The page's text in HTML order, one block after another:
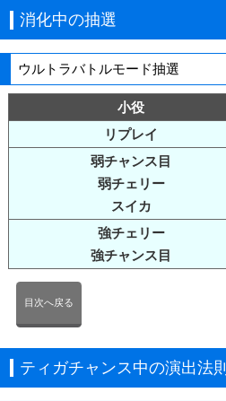
消化中の抽選
ウルトラバトルモード抽選
小役
リプレイ
弱チャンス目
弱チェリー
スイカ
強チェリー
強チャンス目
目次へ戻る
ティガチャンス中の演出法則